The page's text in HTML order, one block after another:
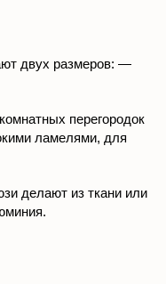
двух размеров: —
перегородок
ламелями, для
делают из ткани или